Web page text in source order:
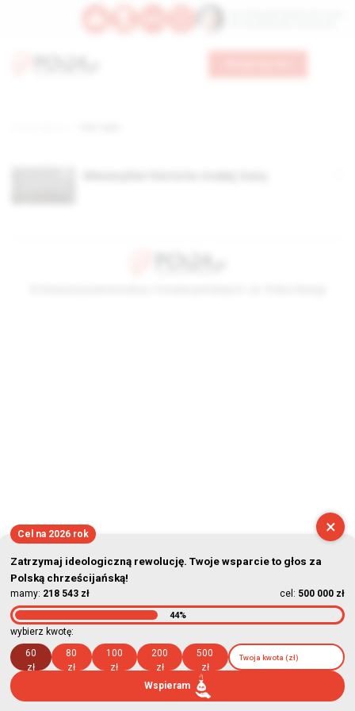
×
Cel na 2026 rok
Zatrzymaj ideologiczną rewolucję. Twoje wsparcie to głos za
Polską chrześcijańską!
mamy: 218 543 zł cel: 500 000 zł
44%
wybierz kwotę:
60
zł
80
zł
100
zł
200
zł
500
zł
Wspieram